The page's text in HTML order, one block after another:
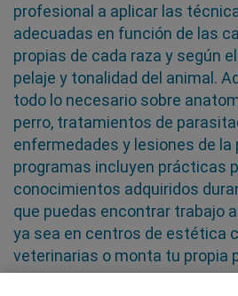
profesional a aplicar las
adecuadas en función de las
propias de cada raza y según
pelaje y tonalidad del animal.
todo lo necesario sobre
perro, tratamientos de
enfermedades y lesiones de la
programas incluyen prácticas
conocimientos adquiridos
que puedas encontrar trabajo
ya sea en centros de estética
veterinarias o monta tu propia